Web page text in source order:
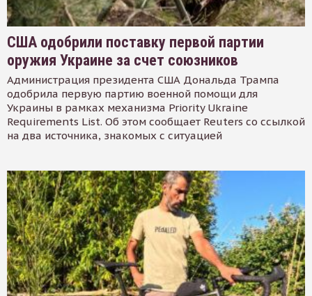
США одобрили поставку первой партии
оружия Украине за счет союзников
Администрация президента США Дональда Трампа
одобрила первую партию военной помощи для
Украины в рамках механизма Priority Ukraine
Requirements List. Об этом сообщает Reuters со ссылкой
на два источника, знакомых с ситуацией